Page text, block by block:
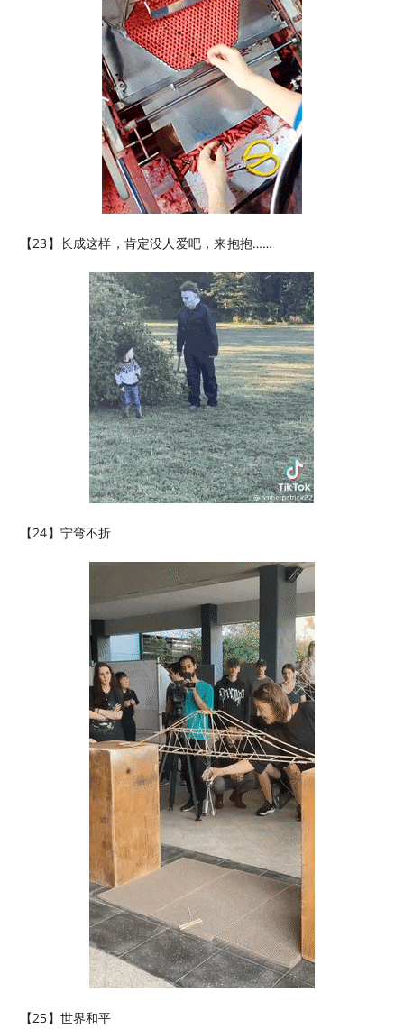
【23】长成这样，肯定没人爱吧，来抱抱……
【24】宁弯不折
【25】世界和平